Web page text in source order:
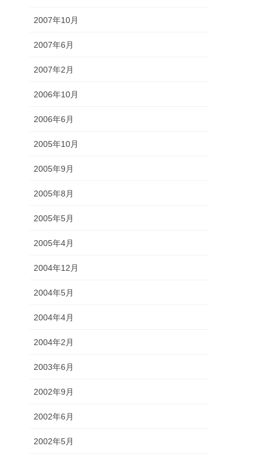
2007年10月
2007年6月
2007年2月
2006年10月
2006年6月
2005年10月
2005年9月
2005年8月
2005年5月
2005年4月
2004年12月
2004年5月
2004年4月
2004年2月
2003年6月
2002年9月
2002年6月
2002年5月